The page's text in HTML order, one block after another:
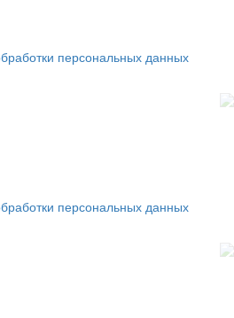
персональных данных
персональных данных